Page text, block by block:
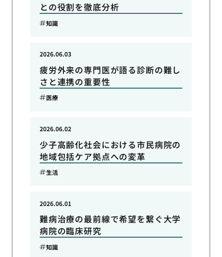
との役割を徹底分析
知識
疲労外来の専門医が語る診断の難し
さと連携の重要性
2026.06.03
医療
少子高齢化社会における市民病院の
地域包括ケア拠点への変革
2026.06.02
生活
難病治療の最前線で希望を繋ぐ大学
病院の臨床研究
2026.06.01
知識